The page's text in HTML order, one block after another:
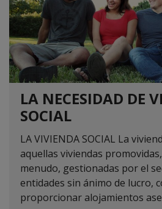
LA NECESIDAD DE
SOCIAL
LA VIVIENDA SOCIAL La
aquellas viviendas
menudo, gestionadas por el
entidades sin ánimo de lucro,
proporcionar alojamientos